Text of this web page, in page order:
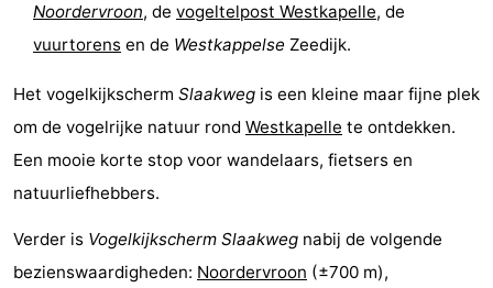
Zierikzee
-
Oosterschelde
Haamstede
Natuur
Walcheren
Noordervroon, de vogeltelpost Westkapelle, de
vuurtorens en de Westkappelse Zeedijk.
Het vogelkijkscherm Slaakweg is een kleine maar fijne plek
om de vogelrijke natuur rond Westkapelle te ontdekken.
Een mooie korte stop voor wandelaars, fietsers en
natuurliefhebbers.
Verder is Vogelkijkscherm Slaakweg nabij de volgende
bezienswaardigheden: Noordervroon (±700 m),